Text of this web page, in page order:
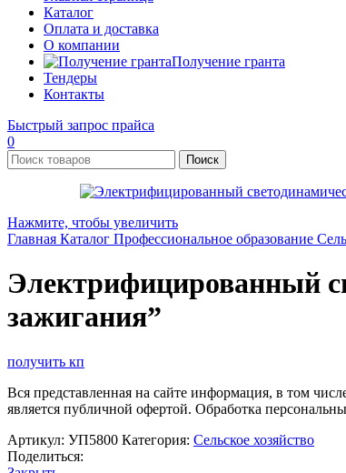
Каталог
Оплата и доставка
О компании
Получение гранта
Тендеры
Контакты
Быстрый запрос прайса
0
Поиск
Нажмите, чтобы увеличить
Главная Каталог Профессиональное образование
Электрифицированный
зажигания”
получить кп
Вся представленная на сайте информация, в том
является публичной офертой. Обработка
Артикул: УП5800 Категория: Сельское хозяйство
Поделиться: